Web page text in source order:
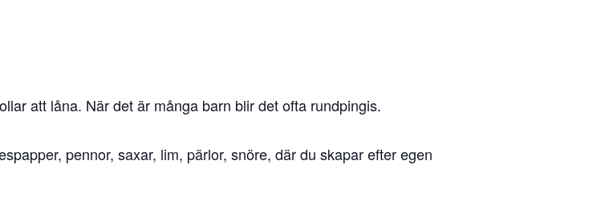
att låna. När det är många barn blir det ofta rundpingis.
pennor, saxar, lim, pärlor, snöre, där du skapar efter egen